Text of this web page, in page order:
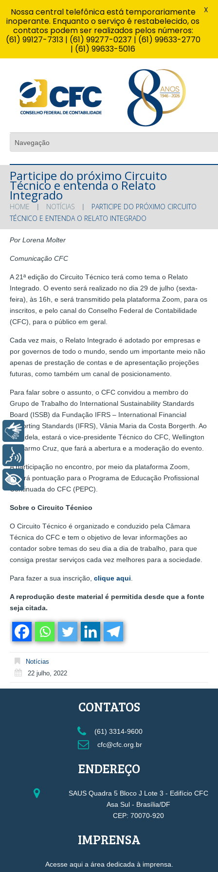
Participe do próximo Circuito
Técnico e entenda o Relato
Integrado
HOME NOTÍCIAS
PARTICIPE DO PRÓXIMO CIRCUITO
TÉCNICO E ENTENDA O RELATO INTEGRADO
Por Lorena Molter
Comunicação CFC
A 21ª edição do Circuito Técnico terá como tema o Relato
Integrado. O evento será realizado no dia 29 de julho (sexta-
feira), às 16h, e será transmitido pela plataforma Zoom, para os
inscritos, e pelo canal do Conselho Federal de Contabilidade
(CFC), para o público em geral.
Cada vez mais, o Relato Integrado é adotado por empresas e
por governos de todo o mundo, sendo um importante meio não
apenas de prestação de contas e de apresentação projeções
futuras, como também um canal de posicionamento.
Para falar sobre o assunto, o CFC convidou a membro do
Grupo de Trabalho do International Sustainability Standards
Board (ISSB) da Fundação IFRS – International Financial
Reporting Standards (IFRS), Vânia Maria da Costa Borgerth. Ao
lado dela, estará o vice-presidente Técnico do CFC, Wellington
do Carmo Cruz, que fará a abertura e a moderação do evento.
A participação no encontro, por meio da plataforma Zoom,
gerará pontuação para o Programa de Educação Profissional
Continuada do CFC (PEPC).
Sobre o Circuito Técnico
O Circuito Técnico é organizado e conduzido pela Câmara
Técnica do CFC e tem o objetivo de levar informações ao
contador sobre temas do seu dia a dia de trabalho, para que
consiga prestar serviços cada vez melhores para a sociedade.
Para fazer a sua inscrição, clique aqui
A reprodução deste material é permitida desde que a fonte
seja citada.
Notícias
22 julho, 2022
CONTATOS
(61) 3314-9600
cfc@cfc.org.br
ENDEREÇO
SAUS Quadra 5 Bloco J Lote 3 - Edifício CFC
Asa Sul - Brasília/DF
CEP: 70070-920
IMPRENSA
Acesse aqui a área dedicada à imprensa.
Nossa central telefônica está temporariamente
inoperante. Enquanto o serviço é restabelecido, os
contatos podem ser realizados pelos números:
(61) 99127-7313 | (61) 99277-0237 | (61) 99633-2770
| (61) 99633-5016
X
Libras
+ Acessibilidade